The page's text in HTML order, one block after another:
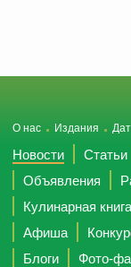
О нас Издания
Новости Статьи
Объявления
Кулинарная книга
Афиша
Блоги
Фото-